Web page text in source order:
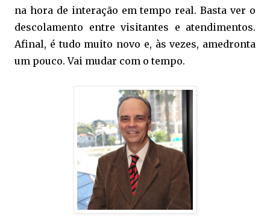
na hora de interação em tempo real. Basta ver o
descolamento entre visitantes e atendimentos.
Afinal, é tudo muito novo e, às vezes, amedronta
um pouco. Vai mudar com o tempo.